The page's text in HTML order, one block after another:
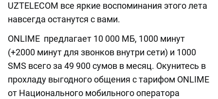
UZTELECOM все яркие воспоминания этого лета
навсегда останутся с вами.
ONLIME предлагает 10 000 МБ, 1000 минут
(+2000 минут для звонков внутри сети) и 1000
SMS всего за 49 900 сумов в месяц. Окунитесь в
прохладу выгодного общения с тарифом ONLIME
от Национального мобильного оператора